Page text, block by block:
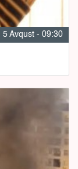
5 Avqust - 09:30